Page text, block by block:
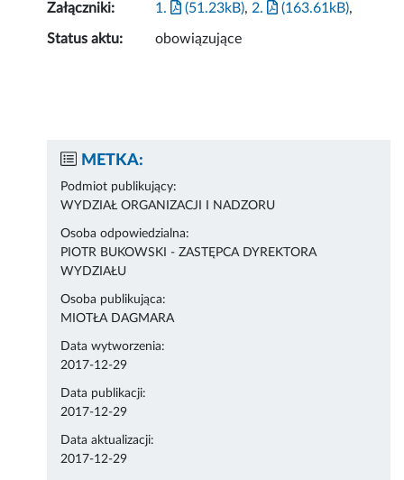
Załączniki: 1. (51.23kB), 2. (163.61kB),
Status aktu: obowiązujące
METKA:
Podmiot publikujący:
WYDZIAŁ ORGANIZACJI I NADZORU
Osoba odpowiedzialna:
PIOTR BUKOWSKI - ZASTĘPCA DYREKTORA
WYDZIAŁU
Osoba publikująca:
MIOTŁA DAGMARA
Data wytworzenia:
2017-12-29
Data publikacji:
2017-12-29
Data aktualizacji:
2017-12-29